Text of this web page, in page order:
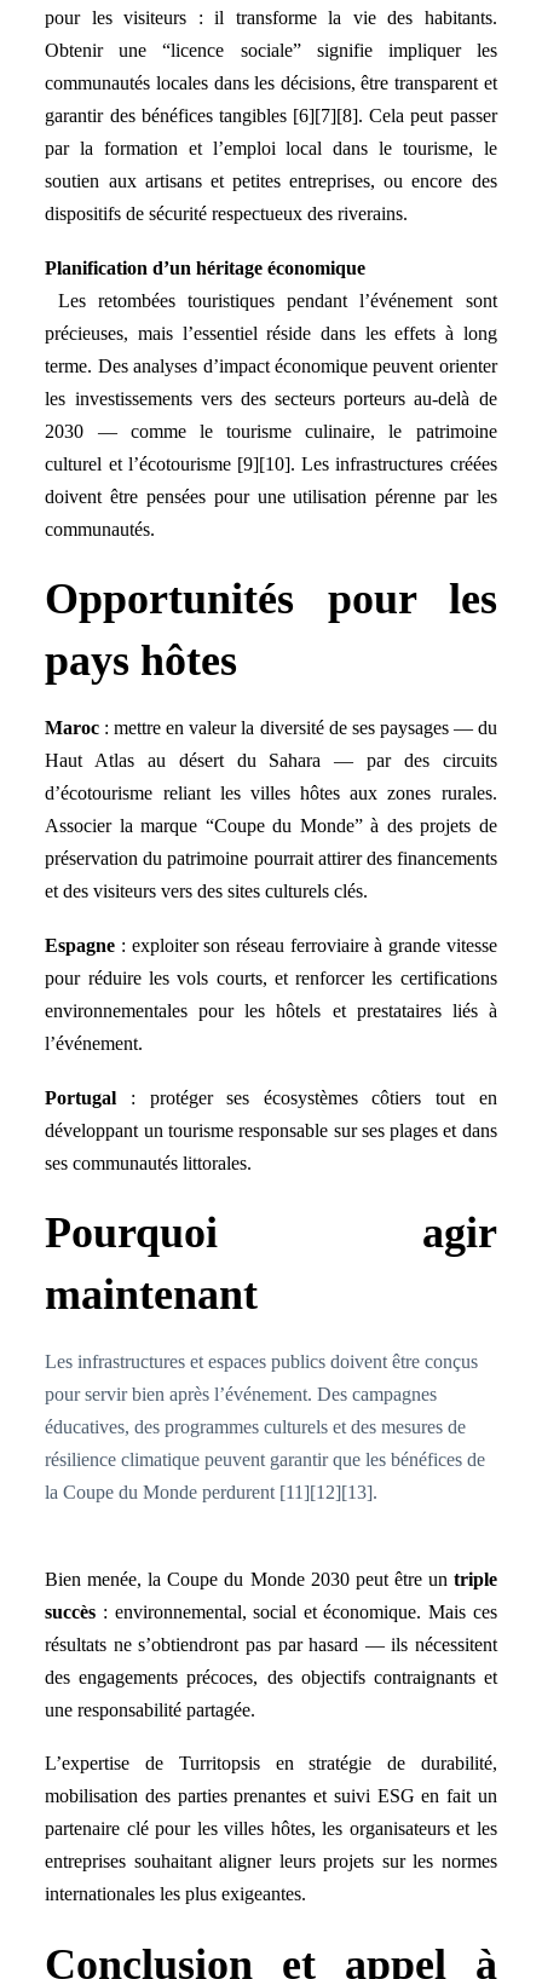
pour les visiteurs : il transforme la vie des habitants.
Obtenir une “licence sociale” signifie impliquer les
communautés locales dans les décisions, être transparent et
garantir des bénéfices tangibles [6][7][8]. Cela peut passer
par la formation et l’emploi local dans le tourisme, le
soutien aux artisans et petites entreprises, ou encore des
dispositifs de sécurité respectueux des riverains.
Planification d’un héritage économique
Les retombées touristiques pendant l’événement sont
précieuses, mais l’essentiel réside dans les effets à long
terme. Des analyses d’impact économique peuvent orienter
les investissements vers des secteurs porteurs au-delà de
2030 — comme le tourisme culinaire, le patrimoine
culturel et l’écotourisme [9][10]. Les infrastructures créées
doivent être pensées pour une utilisation pérenne par les
communautés.
Opportunités pour les
pays hôtes
Maroc : mettre en valeur la diversité de ses paysages — du
Haut Atlas au désert du Sahara — par des circuits
d’écotourisme reliant les villes hôtes aux zones rurales.
Associer la marque “Coupe du Monde” à des projets de
préservation du patrimoine pourrait attirer des financements
et des visiteurs vers des sites culturels clés.
Espagne : exploiter son réseau ferroviaire à grande vitesse
pour réduire les vols courts, et renforcer les certifications
environnementales pour les hôtels et prestataires liés à
l’événement.
Portugal : protéger ses écosystèmes côtiers tout en
développant un tourisme responsable sur ses plages et dans
ses communautés littorales.
Pourquoi agir
maintenant
Les infrastructures et espaces publics doivent être conçus
pour servir bien après l’événement. Des campagnes
éducatives, des programmes culturels et des mesures de
résilience climatique peuvent garantir que les bénéfices de
la Coupe du Monde perdurent [11][12][13].
Bien menée, la Coupe du Monde 2030 peut être un triple
succès : environnemental, social et économique. Mais ces
résultats ne s’obtiendront pas par hasard — ils nécessitent
des engagements précoces, des objectifs contraignants et
une responsabilité partagée.
L’expertise de Turritopsis en stratégie de durabilité,
mobilisation des parties prenantes et suivi ESG en fait un
partenaire clé pour les villes hôtes, les organisateurs et les
entreprises souhaitant aligner leurs projets sur les normes
internationales les plus exigeantes.
Conclusion et appel à